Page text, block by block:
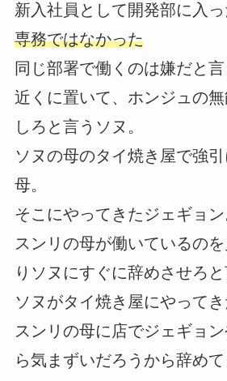
新入社員として開発部に入っ
専務ではなかった
同じ部署で働くのは嫌だと言
近くに置いて、ホンジュの
しろと言うソヌ。
ソヌの母のタイ焼き屋で強
母。
そこにやってきたジェギョン
スンリの母が働いているの
りソヌにすぐに辞めさせろと
ソヌがタイ焼き屋にやってき
スンリの母に店でジェギョ
ら気まずいだろうから辞めて